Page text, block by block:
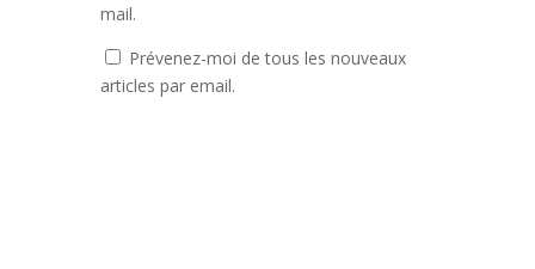
mail.
Prévenez-moi de tous les nouveaux
articles par email.